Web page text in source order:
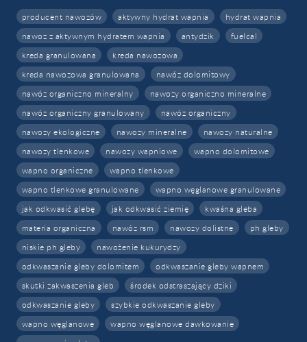
producent nawozów aktywny hydrat wapnia
hydrat wapnia
nawoz z aktywnym hydratem wapnia
antydzik
fuelcal
kreda granulowana
kreda nawozowa
kreda nawozowa granulowana
nawóz dolomitowy
nawóz organiczno mineralny
nawozy organiczno mineralne
nawóz organiczny granulowany
nawóz organiczny
nawozy ekologiczne
nawozy mineralne
nawozy naturalne
nawozy tlenkowe
nawozy wapniowe
wapno dolomitowe
wapno organiczne
wapno tlenkowe
wapno tlenkowe granulowane
wapno węglanowe granulowane
jak odkwasić glebę
jak odkwasić ziemię
kwaśna gleba
materia organiczna
nawóz rsm nawozy dolistne
ph gleby
niskie ph gleby
nawożenie kukurydzy
odkwaszanie gleby dolomitem
odkwaszanie gleby wapnem
skutki zakwaszenia gleb
środek odstraszający dziki
odkwaszanie gleby
szybkie odkwaszanie gleby
wapno węglanowe
wapno węglanowe dawkowanie